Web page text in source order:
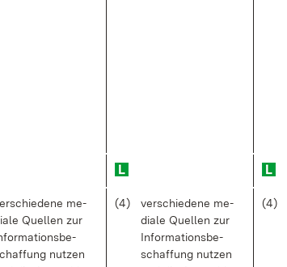
me­
Quel­len zur
nut­zen
(4)
ver­schie­de­ne me­
dia­le Quel­len zur
In­for­ma­ti­ons­be­
schaf­fung nut­zen
(4)